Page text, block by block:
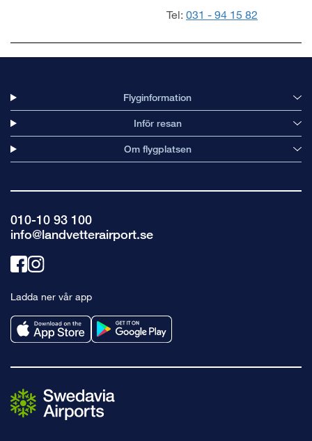
Tel: 031 - 94 15 82
Flyginformation
Inför resan
Om flygplatsen
010-10 93 100
info@landvetterairport.se
Länk
facebook
Länk
instagram
Ladda ner vår app